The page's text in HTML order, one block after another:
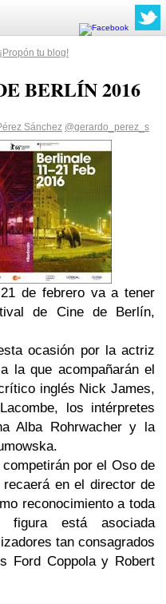
tu blog!
BERLÍN 2016
Sánchez @gerardo_perez_s
de febrero va a tener
de Cine de Berlín,
ocasión por la actriz
la que acompañarán el
inglés Nick James,
los intérpretes
Alba Rohrwacher y la
por el Oso de
en el director de
reconocimiento a toda
figura está asociada
tan consagrados
Ford Coppola y Robert